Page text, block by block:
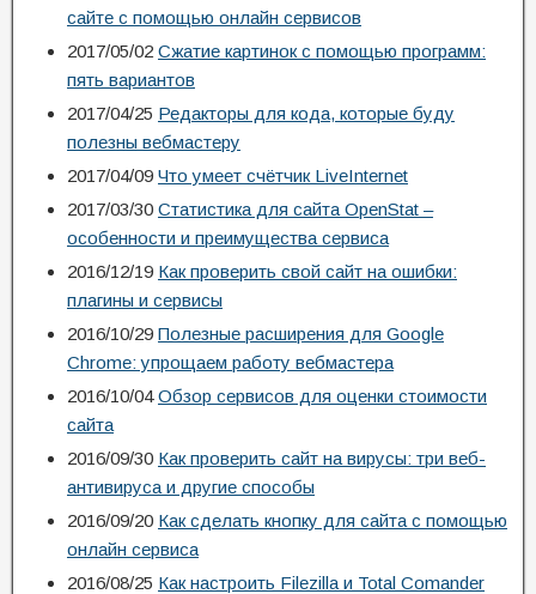
сайте с помощью онлайн сервисов
2017/05/02 Сжатие картинок с помощью программ:
пять вариантов
2017/04/25 Редакторы для кода, которые буду
полезны вебмастеру
2017/04/09 Что умеет счётчик LiveInternet
2017/03/30 Статистика для сайта OpenStat –
особенности и преимущества сервиса
2016/12/19 Как проверить свой сайт на ошибки:
плагины и сервисы
2016/10/29 Полезные расширения для Google
Chrome: упрощаем работу вебмастера
2016/10/04 Обзор сервисов для оценки стоимости
сайта
2016/09/30 Как проверить сайт на вирусы: три веб-
антивируса и другие способы
2016/09/20 Как сделать кнопку для сайта с помощью
онлайн сервиса
2016/08/25 Как настроить Filezilla и Total Comander